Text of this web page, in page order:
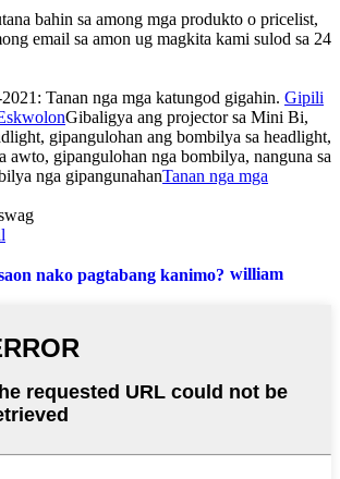
bahin sa among mga produkto o pricelist,
email sa amon ug magkita kami sulod sa 24
Tanan nga mga katungod gigahin. Gipili
Gibaligya ang projector sa Mini Bi,
gipangulohan ang bombilya sa headlight,
awto, gipangulohan nga bombilya, nanguna sa
nga gipangunahanTanan nga mga
william